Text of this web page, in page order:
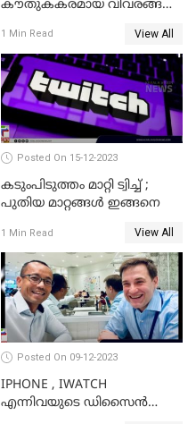
കൗതുകകരമായ വിവരങ്ങള്‍
തുടരുകയാണ് ജയിംസ് വെബ്
1 Min Read View All
Posted On 15-12-2023
കടുംപിടുത്തം മാറ്റി ട്വിച്ച് ;
പുതിയ മാറ്റങ്ങൾ ഇങ്ങനെ
1 Min Read View All
Posted On 09-12-2023
IPHONE , IWATCH
എന്നിവയുടെ ഡിസൈന്‍